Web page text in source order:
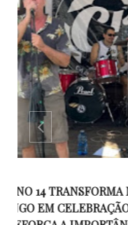
15 ANOS APÓS
JOVENS EM